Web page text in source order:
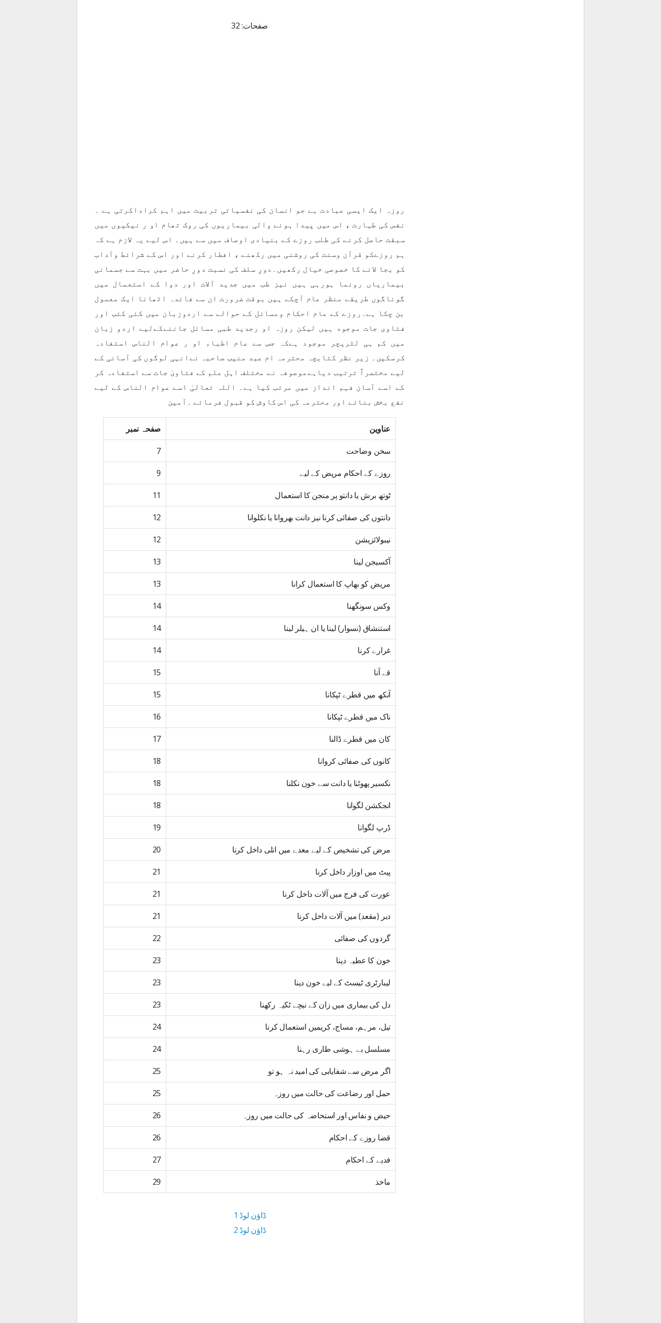
صفحات: 32
روزہ ایک ایسی عبادت ہے جو انسان کی نفسیاتی تربیت میں اہم کراداکرتی ہے ۔
نفس کی طہارت ، اس میں پیدا ہونے والی بیماریوں کی روک تھام او ر نیکیوں میں
سبقت حاصل کرنے کی طلب روزے کے بنیادی اوصاف میں سے ہیں۔ اس لیے یہ لازم ہے کہ
ہم روزےکو قرآن وسنت کی روشنی میں رکھنے ، افطار کرنے اور اس کے شرائط وآداب
کو بجا لانے کا خصوصی خیال رکھیں۔دورِ سلف کی نسبت دورِ حاضر میں بہت سے جسمانی
بیماریاں رونما ہورہی ہیں نیز طب میں جدید آلات اور دوا کے استعمال میں
گوناگوں طریقے منظر عام آچکے ہیں بوقت ضرورت ان سے فائدہ اٹھانا ایک معمول
بن چکا ہے۔روزے کے عام احکام ومسائل کے حوالے سے اردوزبان میں کئی کتب اور
فتاوی جات موجود ہیں لیکن روزہ او رجدید طبی مسائل جاننےکےلیے اردو زبان
میں کم ہی لٹریچر موجود ہےکہ جس سے عام اطباء او ر عوام الناس استفادہ
کرسکیں۔ زیر نظر کتابچہ محترمہ ام عبد منیب صاحبہ نےانہی لوگوں کی آسانی کے
لیے مختصراً ترتیب دیاہےموصوفہ نے مختلف اہل علم کے فتاویٰ جات سے استفادہ کر
کے اسے آسان فہم انداز میں مرتب کیا ہے۔ اللہ تعالیٰ اسے عوام الناس کے لیے
نفع بخش بنائے اور محترمہ کی اس کاوش کو قبول فرمائے ۔آمین
عناوین صفحہ نمبر
سخن وضاحت 7
روزے کے احکام مریض کے لیے 9
ٹوتھ برش یا دانتو پر منجن کا استعمال 11
دانتوں کی صفائی کرنا نیز دانت بھروانا یا نکلوانا 12
نیبولائزیشن 12
آکسیجن لینا 13
مریض کو بھاپ کا استعمال کرانا 13
وکس سونگھنا 14
استنشاق (نسوار) لینا یا ان ہیلر لینا 14
غرارے کرنا 14
قے آنا 15
آنکھ میں قطرے ٹپکانا 15
ناک میں قطرے ٹپکانا 16
کان میں قطرے ڈالنا 17
کانوں کی صفائی کروانا 18
نکسیر پھوٹنا یا دانت سے خون نکلنا 18
انجکشن لگوانا 18
ڈرپ لگوانا 19
مرض کی تشخیص کے لیے معدے میں انلی داخل کرنا 20
پیٹ میں اوزار داخل کرنا 21
عورت کی فرج میں آلات داخل کرنا 21
دبر (مقعد) میں آلات داخل کرنا 21
گردوں کی صفائی 22
خون کا عطیہ دینا 23
لیبارٹری ٹیسٹ کے لیے خون دینا 23
دل کی بیماری میں زان کے نیچے ٹکیہ رکھنا 23
تیل، مرہم، مساج، کریمیں استعمال کرنا 24
مسلسل بے ہوشی طاری رہنا 24
اگر مرض سے شفایابی کی امید نہ ہو تو 25
حمل اور رضاعت کی حالت میں روزہ 25
حیض و نفاس اور استحاضہ کی حالت میں روزہ 26
قضا روزے کے احکام 26
فدیے کے احکام 27
ماخذ 29
ڈاؤن لوڈ 1
ڈاؤن لوڈ 2